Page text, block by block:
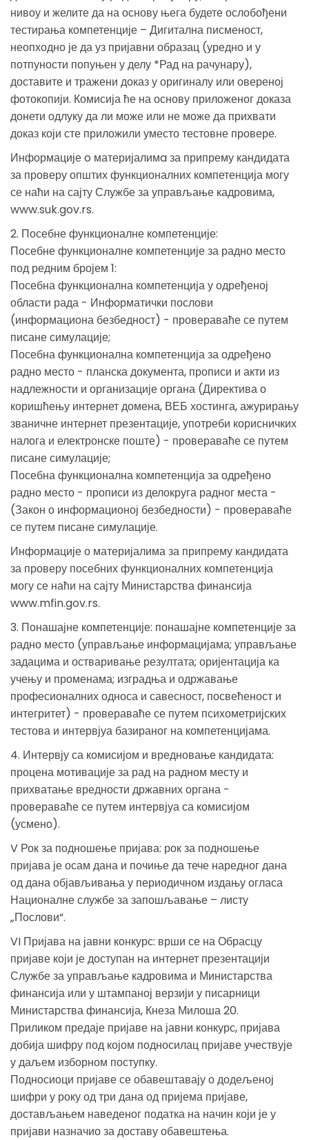
нивоу и желите да на основу њега будете ослобођени
тестирања компетенције – Дигитална писменост,
неопходно је да уз пријавни образац (уредно и у
потпуности попуњен у делу *Рад на рачунару),
доставите и тражени доказ у оригиналу или овереној
фотокопији. Комисија ће на основу приложеног доказа
донети одлуку да ли може или не може да прихвати
доказ који сте приложили уместо тестовне провере.
Информације o материјалимa за припрему кандидата
за проверу општих функционалних компетенција могу
се наћи на сајту Службе за управљање кадровима,
www.suk.gov.rs.
2. Посебне функционалне компетенције:
Посебне функционалне компетенције за радно место
под редним бројем 1:
Посебна функционална компетенција у одређеној
области рада - Информатички послови
(информациона безбедност) - провераваће се путем
писане симулације;
Посебна функционална компетенција за одређено
радно место - планска документа, прописи и акти из
надлежности и организације органа (Директива о
коришћењу интернет домена, ВЕБ хостинга, ажурирању
званичне интернет презентације, употреби корисничких
налога и електронске поште) - провераваће се путем
писане симулације;
Посебна функционална компетенција за одређено
радно место - прописи из делокруга радног места -
(Закон о информационој безбедности) - провераваће
се путем писане симулације.
Информације о материјалима за припрему кандидата
за проверу посебних функционалних компетенција
могу се наћи на сајту Министарства финансија
www.mfin.gov.rs.
3. Понашајне компетенције: понашајне компетенције за
радно место (управљање информацијама; управљање
задацима и остваривање резултата; оријентација ка
учењу и променама; изградња и одржавање
професионалних односа и савесност, посвећеност и
интегритет) - провераваће се путем психометријских
тестова и интервјуа базираног на компетенцијама.
4. Интервју са комисијом и вредновање кандидата:
процена мотивације за рад на радном месту и
прихватање вредности државних органа -
провераваће се путем интервјуа са комисијом
(усмено).
V Рок за подношење пријава: рок за подношење
пријава је осам дана и почиње да тече наредног дана
од дана објављивања у периодичном издању огласа
Националне службе за запошљавање – листу
„Послови“.
VI Пријава на јавни конкурс: врши се на Обрасцу
пријаве који је доступан на интернет презентацији
Службе за управљање кадровима и Министарства
финансија или у штампаној верзији у писарници
Министарства финансија, Кнеза Милоша 20.
Приликом предаје пријаве на јавни конкурс, пријава
добија шифру под којом подносилац пријаве учествује
у даљем изборном поступку.
Подносиоци пријаве се обавештавају о додељеној
шифри у року од три дана од пријема пријаве,
достављањем наведеног податка на начин који је у
пријави назначио за доставу обавештења.